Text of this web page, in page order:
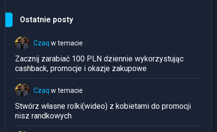
Ostatnie posty
Czaq w temacie
Zacznij zarabiać 100 PLN dziennie wykorzystując
cashback, promocje i okazje zakupowe
Czaq w temacie
Stwórz własne rolki(wideo) z kobietami do promocji
nisz randkowych